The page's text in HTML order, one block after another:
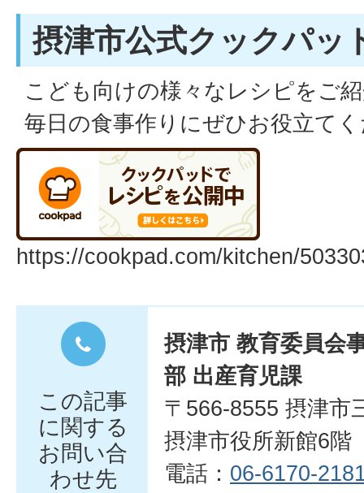
摂津市公式クックパッ
こども向けの様々なレシピをご
毎日の食事作りにぜひお役立て
https://cookpad.com/kitchen/
この記事
に関する
お問い合
わせ先
摂津市 教育委員会
部 出産育児課
〒566-8555 摂津市
摂津市役所新館6階
電話： 06-6170-